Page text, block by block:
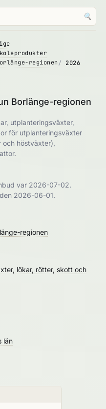
🔍
regionen
2026
Borlänge-regionen
utplanteringsväxter,
för utplanteringsväxter
höstväxter),
var 2026-07-02.
2026-06-01.
regionen
lökar, rötter, skott och
län